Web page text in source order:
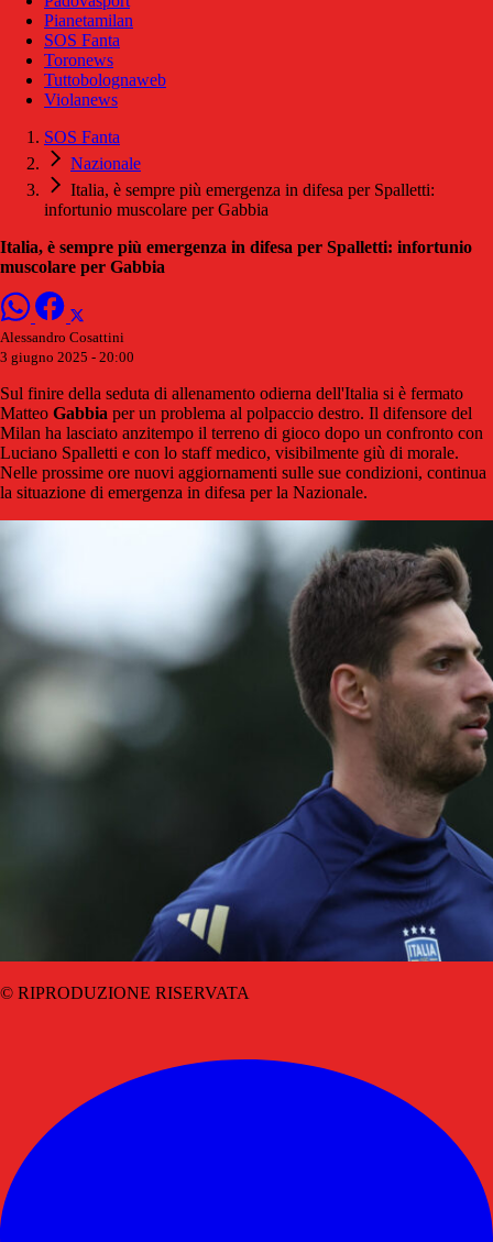
Pianetamilan
SOS Fanta
Toronews
Tuttobolognaweb
Violanews
SOS Fanta
Nazionale
Italia, è sempre più emergenza in difesa per Spalletti:
infortunio muscolare per Gabbia
Italia, è sempre più emergenza in difesa per Spalletti: infortunio
muscolare per Gabbia
Alessandro Cosattini
3 giugno 2025 - 20:00
Sul finire della seduta di allenamento odierna dell'Italia si è fermato
Matteo Gabbia per un problema al polpaccio destro. Il difensore del
Milan ha lasciato anzitempo il terreno di gioco dopo un confronto con
Luciano Spalletti e con lo staff medico, visibilmente giù di morale.
Nelle prossime ore nuovi aggiornamenti sulle sue condizioni, continua
la situazione di emergenza in difesa per la Nazionale.
© RIPRODUZIONE RISERVATA